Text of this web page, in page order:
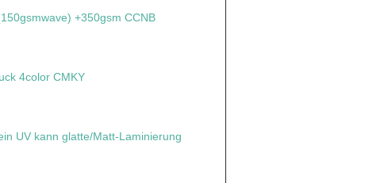
+350gsm CCNB
4color CMKY
UV kann glatte/Matt-Laminierung